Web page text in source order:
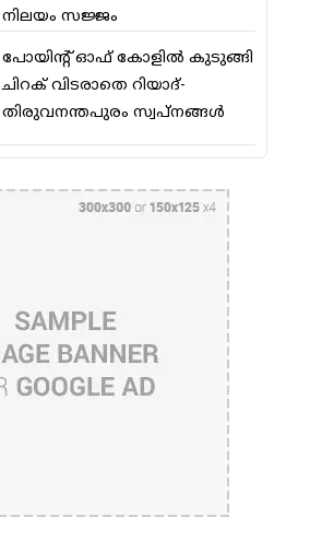
നിലയം സജ്ജം
പോയിന്റ് ഓഫ് കോളില്‍ കുടുങ്ങി
ചിറക് വിടരാതെ റിയാദ്-
തിരുവനന്തപുരം സ്വപ്നങ്ങള്‍